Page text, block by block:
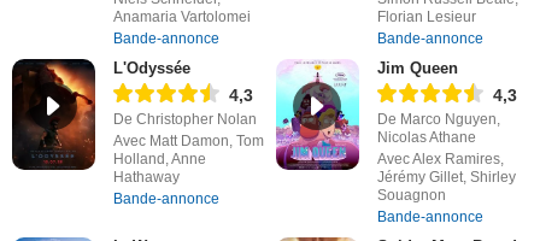
Anamaria Vartolomei
Bande-annonce
Florian Lesieur
Bande-annonce
L'Odyssée
4,3
De Christopher Nolan
Avec Matt Damon, Tom
Holland, Anne
Hathaway
Bande-annonce
Jim Queen
4,3
De Marco Nguyen,
Nicolas Athane
Avec Alex Ramires,
Jérémy Gillet, Shirley
Souagnon
Bande-annonce